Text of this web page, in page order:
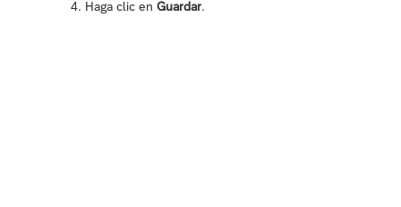
Haga clic en Guardar.